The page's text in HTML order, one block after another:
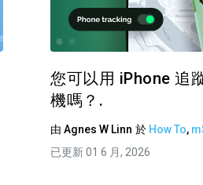
您可以用 iPhone 追
機嗎？.
由Agnes W Linn 於 How To,
已更新 01 6 月, 2026